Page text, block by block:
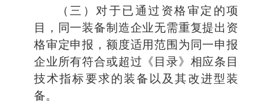
（三）对于已通过资格审定的项
目，同一装备制造企业无需重复提出资
格审定申报，额度适用范围为同一申报
企业所有符合或超过《目录》相应条目
技术指标要求的装备以及其改进型装
备。